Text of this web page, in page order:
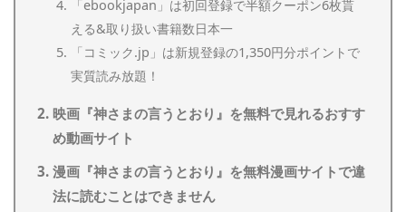
「ebookjapan」は初回登録で半額クーポン6枚貰
える&取り扱い書籍数日本一
「コミック.jp」は新規登録の1,350円分ポイントで
実質読み放題！
映画『神さまの言うとおり』を無料で見れるおすす
め動画サイト
漫画『神さまの言うとおり』を無料漫画サイトで違
法に読むことはできません